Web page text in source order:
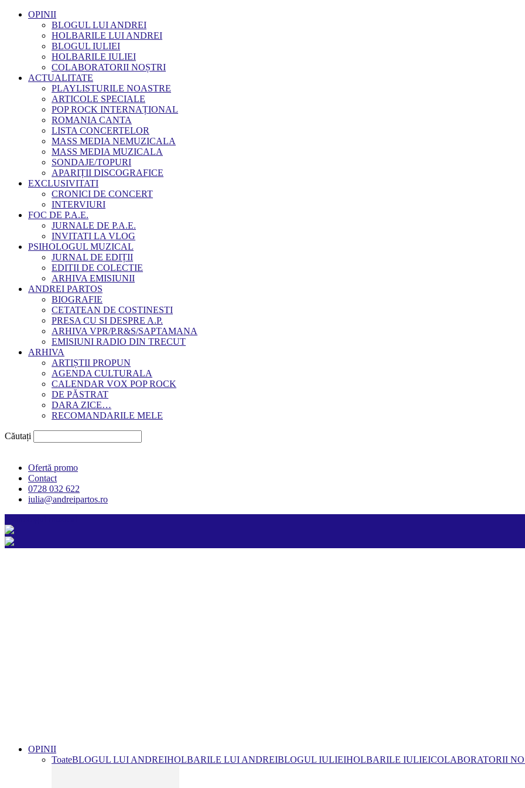
OPINII
BLOGUL LUI ANDREI
HOLBARILE LUI ANDREI
BLOGUL IULIEI
HOLBARILE IULIEI
COLABORATORII NOȘTRI
ACTUALITATE
PLAYLISTURILE NOASTRE
ARTICOLE SPECIALE
POP ROCK INTERNAȚIONAL
ROMANIA CANTA
LISTA CONCERTELOR
MASS MEDIA NEMUZICALA
MASS MEDIA MUZICALA
SONDAJE/TOPURI
APARIȚII DISCOGRAFICE
EXCLUSIVITATI
CRONICI DE CONCERT
INTERVIURI
FOC DE P.A.E.
JURNALE DE P.A.E.
INVITATI LA VLOG
PSIHOLOGUL MUZICAL
JURNAL DE EDIȚII
EDITII DE COLECTIE
ARHIVA EMISIUNII
ANDREI PARTOS
BIOGRAFIE
CETATEAN DE COSTINESTI
PRESA CU SI DESPRE A.P.
ARHIVA VPR/P.R&S/SAPTAMANA
EMISIUNI RADIO DIN TRECUT
ARHIVA
ARTIȘTII PROPUN
AGENDA CULTURALA
CALENDAR VOX POP ROCK
DE PĂSTRAT
DARA ZICE…
RECOMANDARILE MELE
Căutați
Ofertă promo
Contact
0728 032 622
iulia@andreipartos.ro
OPINII
ToateBLOGUL LUI ANDREIHOLBARILE LUI ANDREIBLOGUL IULIEIHOLBARILE IULIEICOLABORATORII